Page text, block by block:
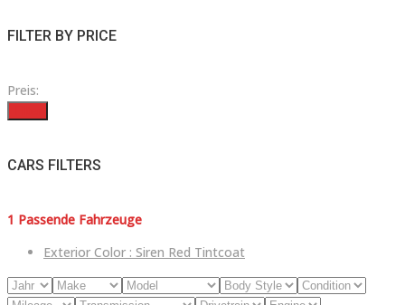
FILTER BY PRICE
Preis:
CARS FILTERS
1 Passende Fahrzeuge
Exterior Color : Siren Red Tintcoat